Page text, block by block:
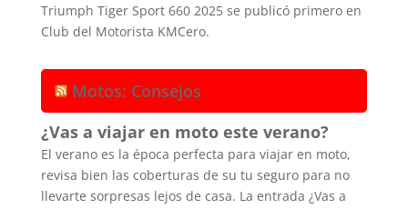
Triumph Tiger Sport 660 2025 se publicó primero en
Club del Motorista KMCero.
Motos: Consejos
¿Vas a viajar en moto este verano?
El verano es la época perfecta para viajar en moto,
revisa bien las coberturas de su tu seguro para no
llevarte sorpresas lejos de casa. La entrada ¿Vas a